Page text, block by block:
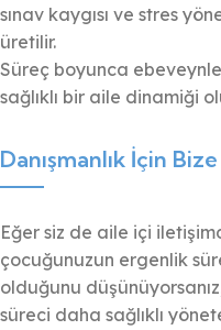
sınav kaygısı ve stres
üretilir.
Süreç boyunca
sağlıklı bir aile dinamiği
Danışmanlık İçin Bize
Eğer siz de aile içi
çocuğunuzun ergenlik
olduğunu
süreci daha sağlıklı